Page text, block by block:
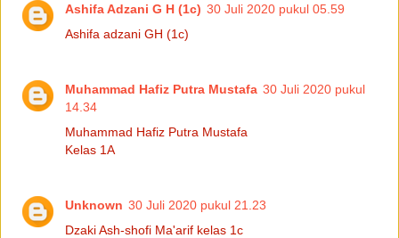
Ashifa Adzani G H (1c) 30 Juli 2020 pukul 05.59
Ashifa adzani GH (1c)
Muhammad Hafiz Putra Mustafa 30 Juli 2020 pukul
14.34
Muhammad Hafiz Putra Mustafa
Kelas 1A
Unknown 30 Juli 2020 pukul 21.23
Dzaki Ash-shofi Ma'arif kelas 1c